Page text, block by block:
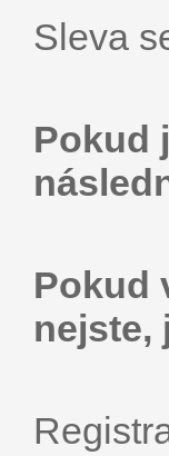
Sleva
Pokud
Pokud
nejste,